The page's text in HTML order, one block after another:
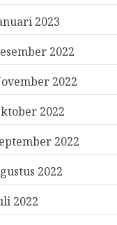
2023
2022
2022
2022
2022
2022
2022